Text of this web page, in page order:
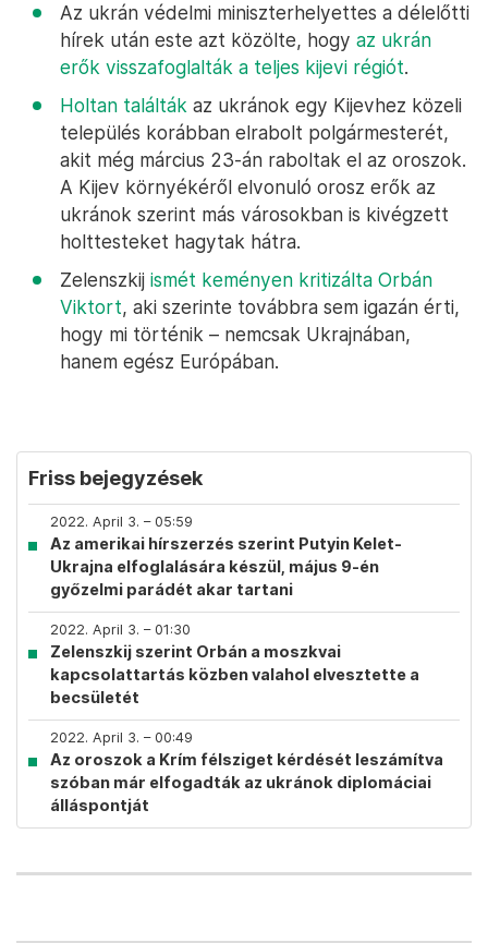
Az ukrán védelmi miniszterhelyettes a délelőtti
hírek után este azt közölte, hogy az ukrán
erők visszafoglalták a teljes kijevi régiót.
Holtan találták az ukránok egy Kijevhez közeli
település korábban elrabolt polgármesterét,
akit még március 23-án raboltak el az oroszok.
A Kijev környékéről elvonuló orosz erők az
ukránok szerint más városokban is kivégzett
holttesteket hagytak hátra.
Zelenszkij ismét keményen kritizálta Orbán
Viktort, aki szerinte továbbra sem igazán érti,
hogy mi történik – nemcsak Ukrajnában,
hanem egész Európában.
Friss bejegyzések
2022. April 3. – 05:59
Az amerikai hírszerzés szerint Putyin Kelet-
Ukrajna elfoglalására készül, május 9-én
győzelmi parádét akar tartani
2022. April 3. – 01:30
Zelenszkij szerint Orbán a moszkvai
kapcsolattartás közben valahol elvesztette a
becsületét
2022. April 3. – 00:49
Az oroszok a Krím félsziget kérdését leszámítva
szóban már elfogadták az ukránok diplomáciai
álláspontját